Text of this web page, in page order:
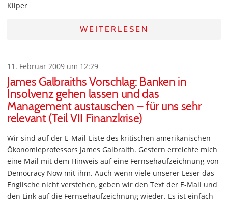
Kilper
WEITERLESEN
11. Februar 2009 um 12:29
James Galbraiths Vorschlag: Banken in
Insolvenz gehen lassen und das
Management austauschen – für uns sehr
relevant (Teil VII Finanzkrise)
Wir sind auf der E-Mail-Liste des kritischen amerikanischen
Ökonomieprofessors James Galbraith. Gestern erreichte mich
eine Mail mit dem Hinweis auf eine Fernsehaufzeichnung von
Democracy Now mit ihm. Auch wenn viele unserer Leser das
Englische nicht verstehen, geben wir den Text der E-Mail und
den Link auf die Fernsehaufzeichnung wieder. Es ist einfach